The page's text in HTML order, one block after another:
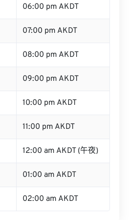
06:00 pm AKDT
07:00 pm AKDT
08:00 pm AKDT
09:00 pm AKDT
10:00 pm AKDT
11:00 pm AKDT
12:00 am AKDT (午夜)
01:00 am AKDT
02:00 am AKDT